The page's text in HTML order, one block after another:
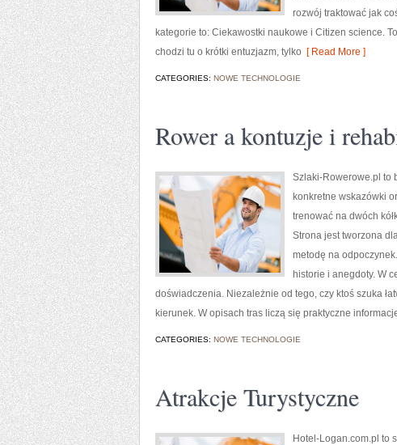
rozwój traktować jak
kategorie to: Ciekawostki naukowe i Citizen science.
chodzi tu o krótki entuzjazm, tylko [ Read More ]
CATEGORIES: NOWE TECHNOLOGIE
Rower a kontuzje i
Szlaki-Rowerowe.pl to
konkretne wskazówki
trenować na dwóch
Strona jest tworzona
metodę na
historie i anegdoty. W
doświadczenia. Niezależnie od tego, czy ktoś szuka
kierunek. W opisach tras liczą się praktyczne
CATEGORIES: NOWE TECHNOLOGIE
Atrakcje Turystyczne
Hotel-Logan.com.pl to